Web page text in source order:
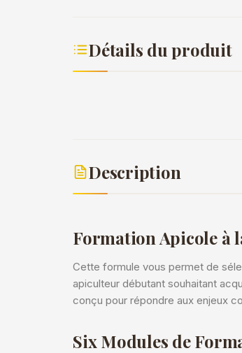
Détails du produit
Description
Formation Apicole à
Cette formule vous permet de
apiculteur débutant souhaitant
conçu pour répondre aux enjeux
Six Modules de